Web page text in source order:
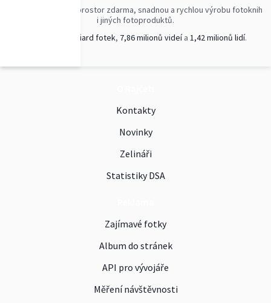
Nabízí neomezený prostor zdarma, snadnou a rychlou výrobu fotoknih
i jiných fotoproduktů.
1,4 miliard fotek, 7,86 milionů videía 1,42 milionů lidí.
Kontakty
Novinky
Zelináři
Statistiky DSA
Zajímavé fotky
Album do stránek
API pro vývojáře
Měření návštěvnosti